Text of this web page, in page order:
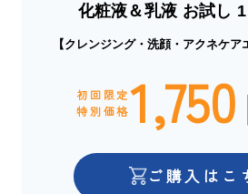
化粧液＆乳液 お試し
【クレンジング・洗顔・アクネケア
初回限定
特別価格1,750
ご購入はこ